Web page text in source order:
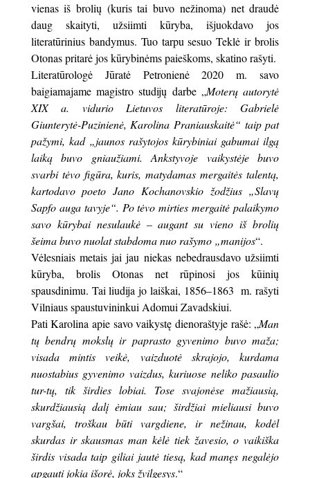
vienas iš brolių (kuris tai buvo nežinoma) net draudė
daug skaityti, užsiimti kūryba, išjuokdavo jos
literatūrinius bandymus. Tuo tarpu sesuo Teklė ir brolis
Otonas pritarė jos kūrybinėms paieškoms, skatino rašyti.
Literatūrologė Jūratė Petronienė 2020 m. savo
baigiamajame magistro studijų darbe „Moterų autorytė
XIX a. vidurio Lietuvos literatūroje: Gabrielė
Giunterytė-Puzinienė, Karolina Praniauskaitė“ taip pat
pažymi, kad „jaunos rašytojos kūrybiniai gabumai ilgą
laiką buvo gniaužiami. Ankstyvoje vaikystėje buvo
svarbi tėvo figūra, kuris, matydamas mergaitės talentą,
kartodavo poeto Jano Kochanovskio žodžius „Slavų
Sapfo auga tavyje“. Po tėvo mirties mergaitė palaikymo
savo kūrybai nesulaukė – augant su vieno iš brolių
šeima buvo nuolat stabdoma nuo rašymo „manijos“.
Vėlesniais metais jai jau niekas nebedrausdavo užsiimti
kūryba, brolis Otonas net rūpinosi jos kūinių
spausdinimu. Tai liudija jo laiškai, 1856–1863 m. rašyti
Vilniaus spaustuvininkui Adomui Zavadskiui.
Pati Karolina apie savo vaikystę dienoraštyje rašė: „Man
tų bendrų mokslų ir paprasto gyvenimo buvo maža;
visada mintis veikė, vaizduotė skrajojo, kurdama
nuostabius gyvenimo vaizdus, kuriuose neliko pasaulio
tur-tų, tik širdies lobiai. Tose svajonėse mažiausią,
skurdžiausią dalį ėmiau sau; širdžiai mieliausi buvo
vargšai, troškau būti vargdiene, ir nežinau, kodėl
skurdas ir skausmas man kėlė tiek žavesio, o vaikiška
širdis visada taip giliai jautė tiesą, kad manęs negalėjo
apgauti jokia išorė, joks žvilgesys.“